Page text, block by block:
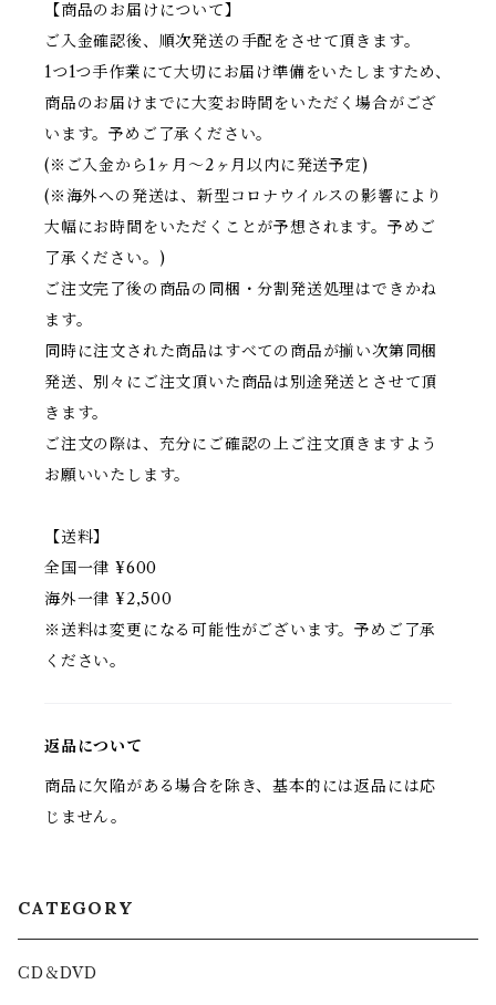
【商品のお届けについて】
ご入金確認後、順次発送の手配をさせて頂きます。
1つ1つ手作業にて大切にお届け準備をいたしますため、
商品のお届けまでに大変お時間をいただく場合がござ
います。予めご了承ください。
(※ご入金から1ヶ月〜2ヶ月以内に発送予定)
(※海外への発送は、新型コロナウイルスの影響により
大幅にお時間をいただくことが予想されます。予めご
了承ください。)
ご注文完了後の商品の同梱・分割発送処理はできかね
ます。
同時に注文された商品はすべての商品が揃い次第同梱
発送、別々にご注文頂いた商品は別途発送とさせて頂
きます。
ご注文の際は、充分にご確認の上ご注文頂きますよう
お願いいたします。
【送料】
全国一律 ¥600
海外一律 ¥2,500
※送料は変更になる可能性がございます。予めご了承
ください。
返品について
商品に欠陥がある場合を除き、基本的には返品には応
じません。
CATEGORY
CD＆DVD